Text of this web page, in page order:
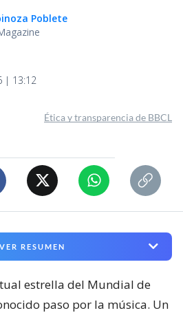
Poblete
| 13:12
Ética y transparencia de BBCL
VER RESUMEN
estrella del Mundial de
paso por la música. Un